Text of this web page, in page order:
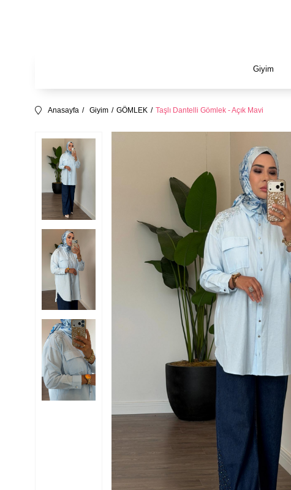
Giyim
Anasayfa Giyim GÖMLEK Taşlı Dantelli Gömlek - Açık Mavi